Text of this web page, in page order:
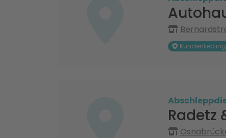
Kundenliebling
Radetz